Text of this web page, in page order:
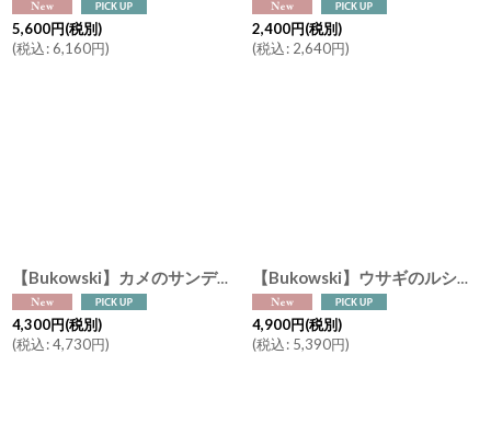
5,600円(税別)
(税込:6,160円)
2,400円(税別)
(税込: 2,640円)
【Bukowski】カメのサンディー Baby Sandy グリーン ピンク 20cm スウェーデンのぬいぐるみ ブコウスキー ソフトトイ 誕生日 結婚式
4,300円(税別)
(税込:4,730円)
【Bukowski】ウサギのルシアン Lucian 30cm ギフトボックス入り スウェーデンのぬいぐるみ ソフトトイ ブコウスキー うさぎ 誕生日 Sweden
4,900円(税別)
(税込: 5,390円)